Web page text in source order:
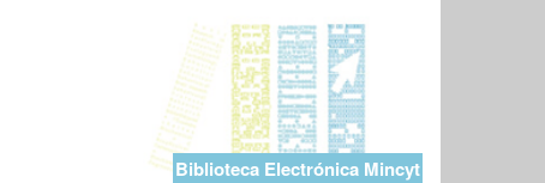
Biblioteca Electrónica Mincyt